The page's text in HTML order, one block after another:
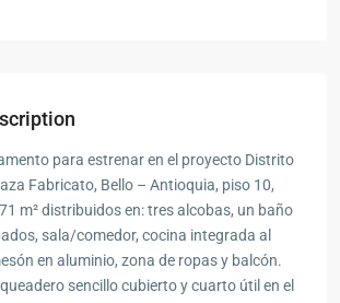
para estrenar en el proyecto Distrito
Fabricato, Bello – Antioquia, piso 10,
m² distribuidos en: tres alcobas, un baño
sala/comedor, cocina integrada al
en aluminio, zona de ropas y balcón.
sencillo cubierto y cuarto útil en el